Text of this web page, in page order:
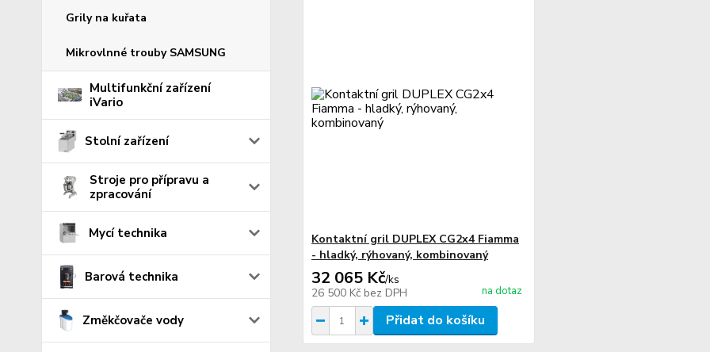
Grily na kuřata
Mikrovlnné trouby SAMSUNG
Multifunkční zařízení
iVario
Stolní zařízení
Stroje pro přípravu a
zpracování
Mycí technika
Barová technika
Změkčovače vody
Kontaktní gril DUPLEX CG2x4 Fiamma
- hladký, rýhovaný, kombinovaný
32 065 Kč/ks
26 500 Kč bez DPH na dotaz
Přidat do košíku